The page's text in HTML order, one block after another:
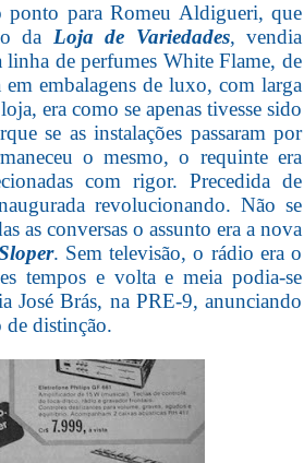
ponto para Romeu Aldigueri, que
da Loja de Variedades, vendia
de perfumes White Flame, de
em embalagens de luxo, com larga
era como se apenas tivesse sido
se as instalações passaram por
o mesmo, o requinte era
com rigor. Precedida de
revolucionando. Não se
as conversas o assunto era a nova
. Sem televisão, o rádio era o
tempos e volta e meia podia-se
José Brás, na PRE-9, anunciando
distinção.